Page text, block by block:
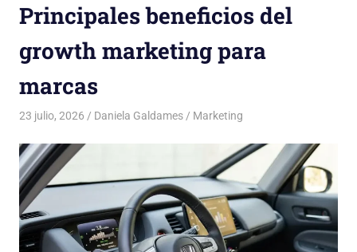
Principales beneficios del
growth marketing para
marcas
23 julio, 2026 Daniela Galdames Marketing